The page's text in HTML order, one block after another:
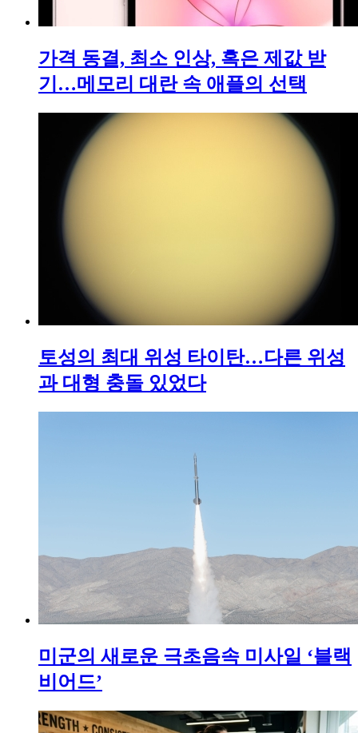
가격 동결, 최소 인상, 혹은 제값 받
기…메모리 대란 속 애플의 선택
토성의 최대 위성 타이탄…다른 위성
과 대형 충돌 있었다
미군의 새로운 극초음속 미사일 ‘블랙
비어드’